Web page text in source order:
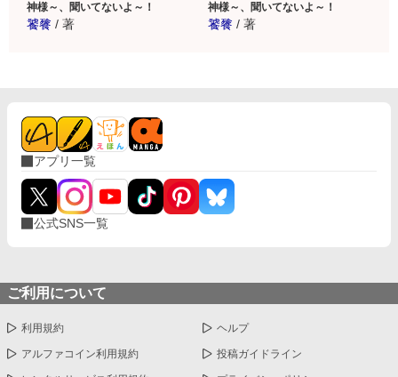
神様～、聞いてないよ～！
饕餮 / 著
神様～、聞いてないよ～！
饕餮 / 著
アプリ一覧
公式SNS一覧
ご利用について
利用規約 ヘルプ
アルファコイン利用規約 投稿ガイドライン